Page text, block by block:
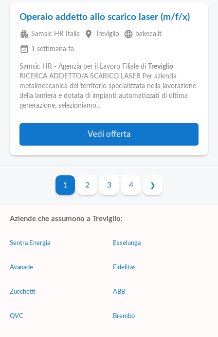
Operaio addetto allo scarico laser (m/f/x)
apartment Samsic HR Italia place Treviglio language bakeca.it
event_available 1 settimana fa
Samsic HR - Agenzia per il Lavoro Filiale di
Treviglio
RICERCA ADDETTO/A SCARICO LASER Per azienda
metalmeccanica del territorio specializzata nella lavorazione
della lamiera e dotata di impianti automatizzati di ultima
generazione, selezioniamo...
Vedi offerta
1 2 3 4
Aziende che assumono a Treviglio:
Sentra Energia
Avanade
Zucchetti
QVC
Esselunga
Fidelitas
ABB
Brembo